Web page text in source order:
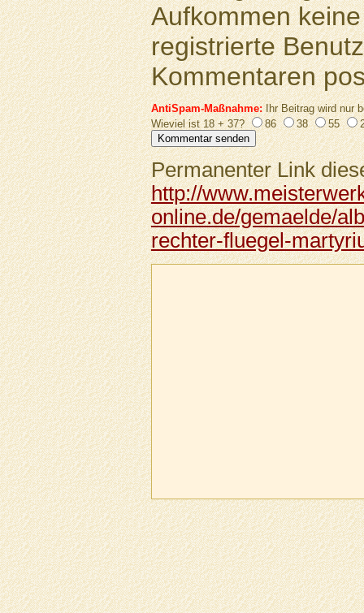
Aufkommen
registrierte
Kommentaren
AntiSpam-Maßnahme:Ihr Beitrag wird nur
Wieviel ist 18 + 37?
86 38 55
Permanenter Link
http://
online.de/gemaelde/
rechter-fluegel-